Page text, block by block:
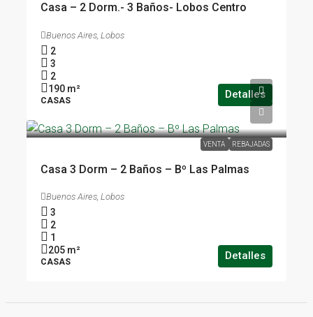
Casa – 2 Dorm.- 3 Baños- Lobos Centro
Buenos Aires, Lobos
2
3
2
190 m²
CASAS Detalles
VENTA REBAJADAS
Casa 3 Dorm – 2 Baños – Bº Las Palmas
Buenos Aires, Lobos
3
2
1
205 m²
CASAS Detalles